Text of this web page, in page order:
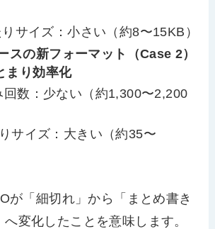
サイズ：小さい（約8〜15KB）
スの新フォーマット（Case 2）
まり効率化
回数：少ない（約1,300〜2,200
サイズ：大きい（約35〜
が「細切れ」から「まとめ書き
へ変化したことを意味します。